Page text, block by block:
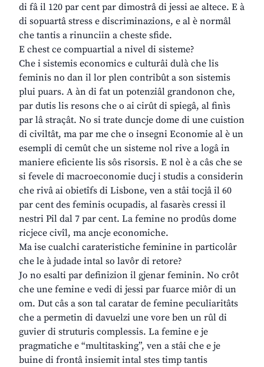
di fâ il 120 par cent par dimostrâ di jessi ae altece. E à
di sopuartâ stress e discriminazions, e al è normâl
che tantis a rinunciin a cheste sfide.
E chest ce compuartial a nivel di sisteme?
Che i sistemis economics e culturâi dulà che lis
feminis no dan il lor plen contribût a son sistemis
plui puars. A àn di fat un potenziâl grandonon che,
par dutis lis resons che o ai cirût di spiegâ, al finìs
par lâ straçât. No si trate duncje dome di une cuistion
di civiltât, ma par me che o insegni Economie al è un
esempli di cemût che un sisteme nol rive a logâ in
maniere eficiente lis sôs risorsis. E nol è a câs che se
si fevele di macroeconomie ducj i studis a considerin
che rivâ ai obietîfs di Lisbone, ven a stâi tocjâ il 60
par cent des feminis ocupadis, al fasarès cressi il
nestri Pil dal 7 par cent. La femine no prodûs dome
ricjece civîl, ma ancje economiche.
Ma ise cualchi carateristiche feminine in particolâr
che le à judade intal so lavôr di retore?
Jo no esalti par definizion il gjenar feminin. No crôt
che une femine e vedi di jessi par fuarce miôr di un
om. Dut câs a son tal caratar de femine peculiaritâts
che a permetin di davuelzi une vore ben un rûl di
guvier di struturis complessis. La femine e je
pragmatiche e “multitasking”, ven a stâi che e je
buine di frontâ insiemit intal stes timp tantis